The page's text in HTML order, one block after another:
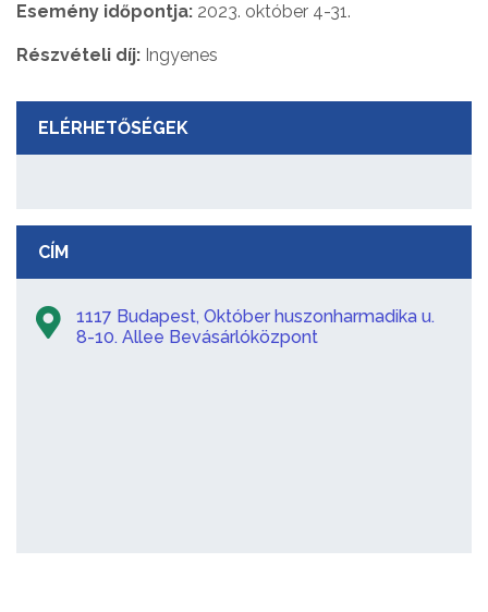
Esemény időpontja: 2023. október 4-31.
Részvételi díj: Ingyenes
ELÉRHETŐSÉGEK
CÍM
1117 Budapest, Október huszonharmadika u.
8-10. Allee Bevásárlóközpont